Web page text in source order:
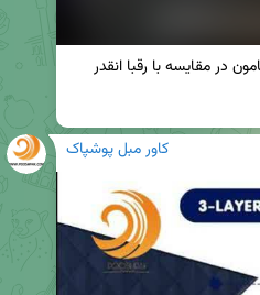
کاور مبل پوشپاک